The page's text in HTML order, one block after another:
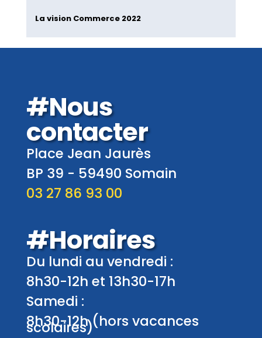
La vision Commerce 2022
#Nous
contacter
Place Jean Jaurès
BP 39 - 59490 Somain
03 27 86 93 00
#Horaires
Du lundi au vendredi :
8h30-12h et 13h30-17h
Samedi :
8h30-12h (hors vacances
scolaires)